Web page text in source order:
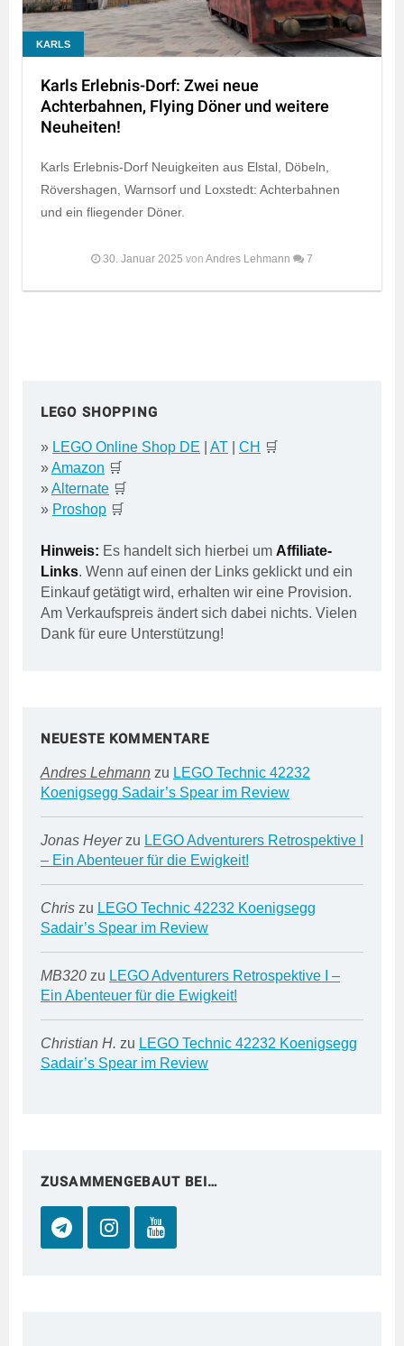
KARLS
Karls Erlebnis-Dorf: Zwei neue
Achterbahnen, Flying Döner und weitere
Neuheiten!
Karls Erlebnis-Dorf Neuigkeiten aus Elstal, Döbeln,
Rövershagen, Warnsorf und Loxstedt: Achterbahnen
und ein fliegender Döner.
30. Januar 2025 von Andres Lehmann 7
LEGO SHOPPING
» LEGO Online Shop DE AT CH 🛒
»Amazon 🛒
»Alternate 🛒
» Proshop 🛒
Hinweis: Es handelt sich hierbei um Affiliate-
Links. Wenn auf einen der Links geklickt und ein
Einkauf getätigt wird, erhalten wir eine Provision.
Am Verkaufspreis ändert sich dabei nichts. Vielen
Dank für eure Unterstützung!
NEUESTE KOMMENTARE
Andres Lehmann zu LEGO Technic 42232
Koenigsegg Sadair’s Spear im Review
Jonas Heyerzu LEGO Adventurers Retrospektive I
– Ein Abenteuer für die Ewigkeit!
Chris zu LEGO Technic 42232 Koenigsegg
Sadair’s Spear im Review
MB320 zu LEGO Adventurers Retrospektive I –
Ein Abenteuer für die Ewigkeit!
Christian H. zu LEGO Technic 42232 Koenigsegg
Sadair’s Spear im Review
ZUSAMMENGEBAUT BEI…